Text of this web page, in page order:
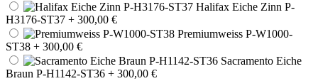
Halifax Eiche Zinn P-
H3176-ST37 + 300,00 €
Premiumweiss P-W1000-
ST38 + 300,00 €
Sacramento Eiche
Braun P-H1142-ST36 + 300,00 €